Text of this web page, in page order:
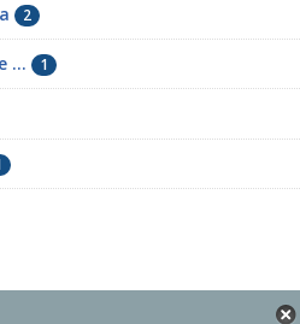
2
... 1